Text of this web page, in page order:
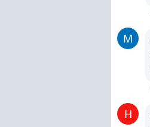
M
H